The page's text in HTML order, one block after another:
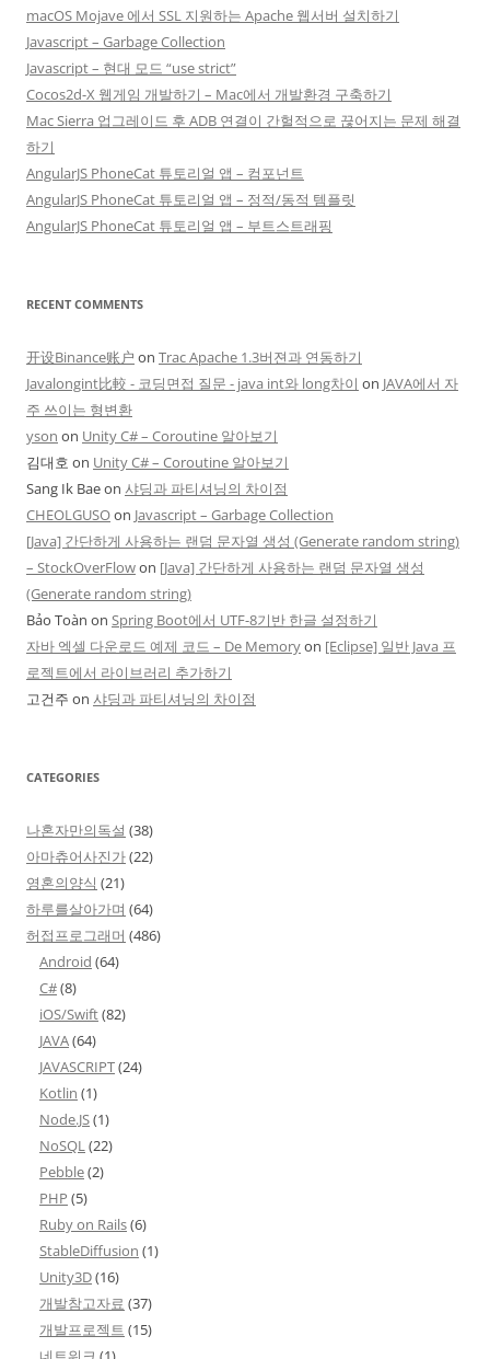
macOS Mojave 에서 SSL 지원하는 Apache 웹서버 설치하기
Javascript – Garbage Collection
Javascript – 현대 모드 “use strict”
Cocos2d-X 웹게임 개발하기 – Mac에서 개발환경 구축하기
Mac Sierra 업그레이드 후 ADB 연결이 간헐적으로 끊어지는 문제 해결
하기
AngularJS PhoneCat 튜토리얼 앱 – 컴포넌트
AngularJS PhoneCat 튜토리얼 앱 – 정적/동적 템플릿
AngularJS PhoneCat 튜토리얼 앱 – 부트스트래핑
RECENT COMMENTS
开设Binance账户 on Trac Apache 1.3버젼과 연동하기
Javalongint比較 - 코딩면접 질문 - java int와 long차이 on JAVA에서 자
주 쓰이는 형변환
yson on Unity C# – Coroutine 알아보기
김대호 on Unity C# – Coroutine 알아보기
Sang Ik Baeon 샤딩과 파티셔닝의 차이점
CHEOLGUSOon Javascript – Garbage Collection
[Java] 간단하게 사용하는 랜덤 문자열 생성 (Generate random string)
– StockOverFlowon [Java] 간단하게 사용하는 랜덤 문자열 생성
(Generate random string)
Bảo Toàn on Spring Boot에서 UTF-8기반 한글 설정하기
자바 엑셀 다운로드 예제 코드 – De Memoryon [Eclipse] 일반 Java 프
로젝트에서 라이브러리 추가하기
고건주 on 샤딩과 파티셔닝의 차이점
CATEGORIES
나혼자만의독설 (38)
아마츄어사진가(22)
영혼의양식 (21)
하루를살아가며 (64)
허접프로그래머 (486)
Android (64)
C#(8)
iOS/Swift(82)
JAVA(64)
JAVASCRIPT(24)
Kotlin (1)
Node.JS(1)
NoSQL(22)
Pebble(2)
PHP (5)
Ruby on Rails(6)
StableDiffusion (1)
Unity3D(16)
개발참고자료 (37)
개발프로젝트 (15)